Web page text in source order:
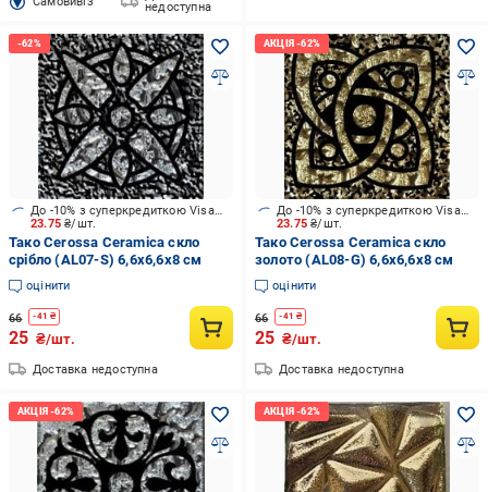
недоступна
23.75₴/шт.
До -10% з суперкредиткою Visa Вигода
Тако Cerossa Ceramica скло
срібло (AL07-S) 6,6x6,6x8 см
оцінити
66 -41 ₴
25 ₴/шт.
Доставка недоступна
23.75₴/шт.
До -10% з суперкредиткою Visa Вигода
Тако Cerossa Ceramica скло
золото (AL08-G) 6,6x6,6x8 см
оцінити
66 -41 ₴
25 ₴/шт.
Доставка недоступна